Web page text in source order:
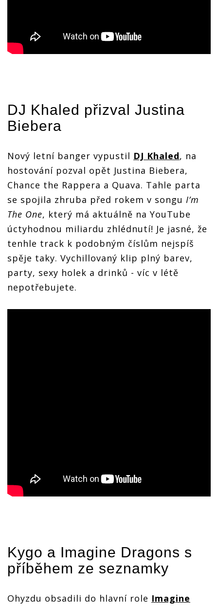
DJ Khaled přizval Justina
Biebera
Nový letní banger vypustil DJ Khaled, na
hostování pozval opět Justina Biebera,
Chance the Rappera a Quava. Tahle parta
se spojila zhruba před rokem v songu I’m
The One, který má aktuálně na YouTube
úctyhodnou miliardu zhlédnutí! Je jasné, že
tenhle track k podobným číslům nejspíš
spěje taky. Vychillovaný klip plný barev,
party, sexy holek a drinků - víc v létě
nepotřebujete.
Kygo a Imagine Dragons s
příběhem ze seznamky
Ohyzdu obsadili do hlavní role Imagine